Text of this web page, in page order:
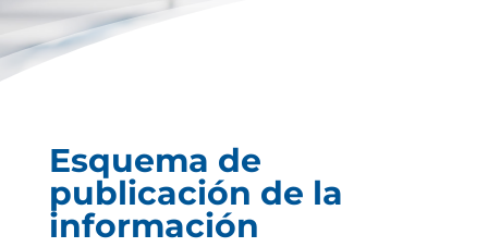
Esquema de
publicación de la
información